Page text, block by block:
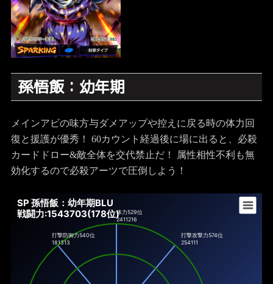
孫悟飯：幼年期
メインアビの味方与ダメアップや控えに戻る時の体力回
復と援護が優秀！ 60カウント経過後に場に出ると、必殺
カードドロー&敵全体を交代禁止だ！ 属性相性不利も無
効化するので必殺アーツで圧倒しよう！
SP 孫悟飯：幼年期BLU
戦闘力:1543703(178位)体力529位
2411216
打撃攻撃力574位
254111
打撃防御力540位
181313